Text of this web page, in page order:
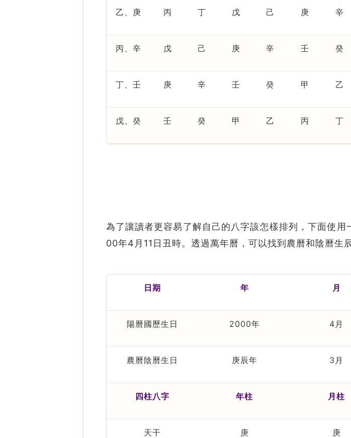
乙、庚 丙 丁 戊 己 庚 辛
丙、辛 戊 己 庚 辛 壬 癸
丁、壬 庚 辛 壬 癸 甲 乙
戊、癸 壬 癸 甲 乙 丙 丁
為了讓讀者更容易了解自己的八字該怎樣排列，下面使
00年4月11日丑時。透過萬年曆，可以找到農曆和陰曆生
日期 年 月
陽曆國歷生日 2000年 4 月
農曆陰曆生日 庚辰年 3 月
四柱八字 年柱 月柱
天干 庚 庚